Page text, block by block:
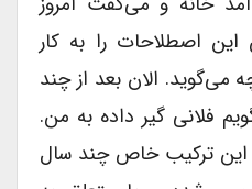
این اصطلاحات را به کار
الان بعد از چند
فلانی گیر داده به من.
ترکیب خاص چند سال